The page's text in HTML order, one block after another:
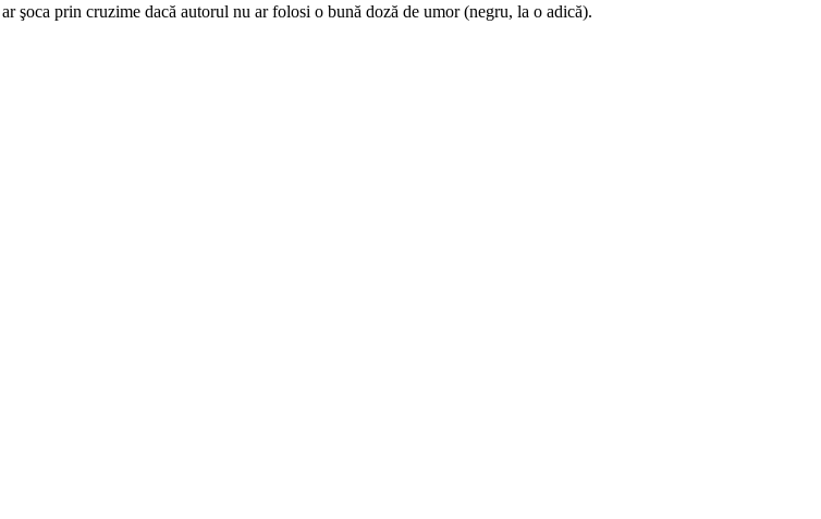
şoca prin cruzime dacă autorul nu ar folosi o bună doză de umor (negru, la o adică).